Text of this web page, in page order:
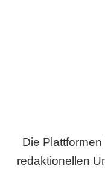
Die
redaktionellen